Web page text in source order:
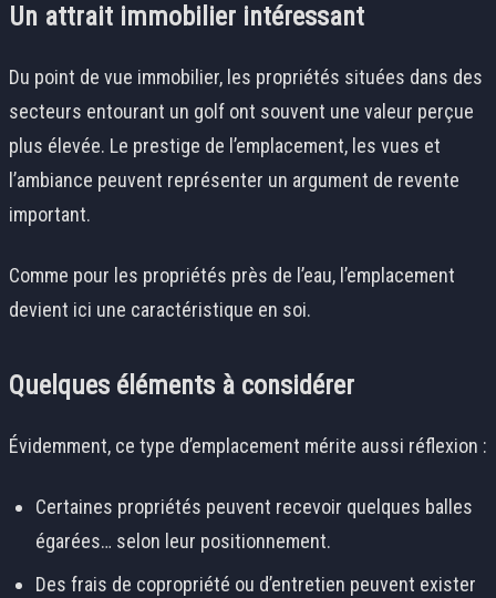
Un attrait immobilier intéressant
Du point de vue immobilier, les propriétés situées dans des
secteurs entourant un golf ont souvent une valeur perçue
plus élevée. Le prestige de l’emplacement, les vues et
l’ambiance peuvent représenter un argument de revente
important.
Comme pour les propriétés près de l’eau, l’emplacement
devient ici une caractéristique en soi.
Quelques éléments à considérer
Évidemment, ce type d’emplacement mérite aussi réflexion :
Certaines propriétés peuvent recevoir quelques balles
égarées… selon leur positionnement.
Des frais de copropriété ou d’entretien peuvent exister